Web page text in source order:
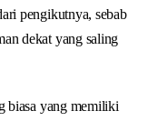
pengikutnya, sebab
dekat yang saling
biasa yang memiliki